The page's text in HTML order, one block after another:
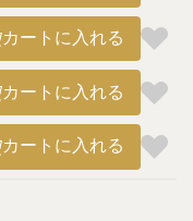
カートに入れる
カートに入れる
カートに入れる